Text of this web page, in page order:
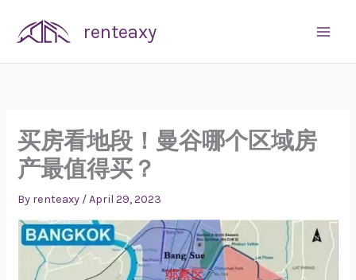
content
renteaxy
买房看地段！曼谷哪个区域房
产最值得买？
By renteaxy /April 29, 2023